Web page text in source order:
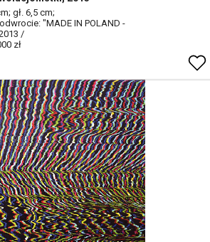
gł. 6,5 cm;
"MADE IN POLAND -
/
zł